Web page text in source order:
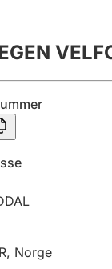
forsinkelsesgebyr
, Norge